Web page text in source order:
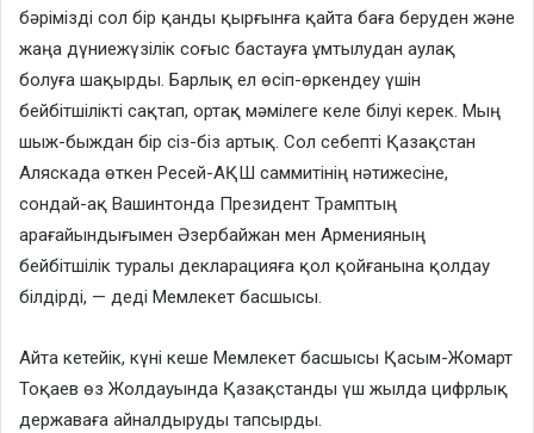
бәрімізді сол бір қанды қырғынға қайта баға беруден және
жаңа дүниежүзілік соғыс бастауға ұмтылудан аулақ
болуға шақырды. Барлық ел өсіп-өркендеу үшін
бейбітшілікті сақтап, ортақ мәмілеге келе білуі керек. Мың
шыж-быждан бір сіз-біз артық. Сол себепті Қазақстан
Аляскада өткен Ресей-АҚШ саммитінің нәтижесіне,
сондай-ақ Вашинтонда Президент Трамптың
арағайындығымен Әзербайжан мен Арменияның
бейбітшілік туралы декларацияға қол қойғанына қолдау
білдірді, — деді Мемлекет басшысы.
Айта кетейік, күні кеше Мемлекет басшысы Қасым-Жомарт
Тоқаев өз Жолдауында Қазақстанды үш жылда цифрлық
державаға айналдыруды тапсырды.